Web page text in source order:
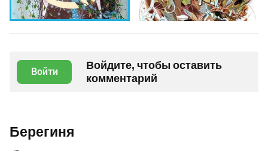
Войти
Войдите, чтобы оставить
комментарий
Берегиня